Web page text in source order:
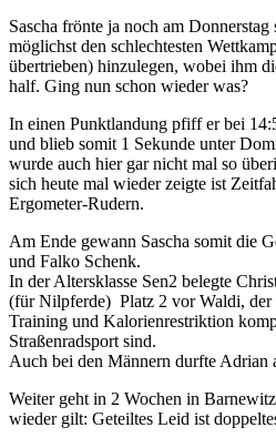
Sascha frönte ja noch am
möglichst den schlechtesten
übertrieben) hinzulegen, wobei ihm
half. Ging nun schon wieder was?
In einen Punktlandung pfiff er bei
und blieb somit 1 Sekunde unter
wurde auch hier gar nicht mal so
sich heute mal wieder zeigte ist
Ergometer-Rudern.
Am Ende gewann Sascha somit die
und Falko Schenk.
In der Altersklasse Sen2 belegte
(für Nilpferde) Platz 2 vor Waldi,
Training und Kalorienrestriktion
Straßenradsport sind.
Auch bei den Männern durfte Adrian
Weiter geht in 2 Wochen in
wieder gilt: Geteiltes Leid ist